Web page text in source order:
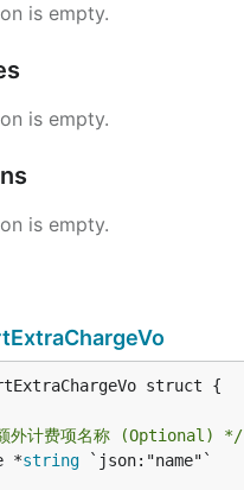
is empty.
is empty.
is empty.
struct {
外计费项名称 (Optional) */
*
string `json:"name"`